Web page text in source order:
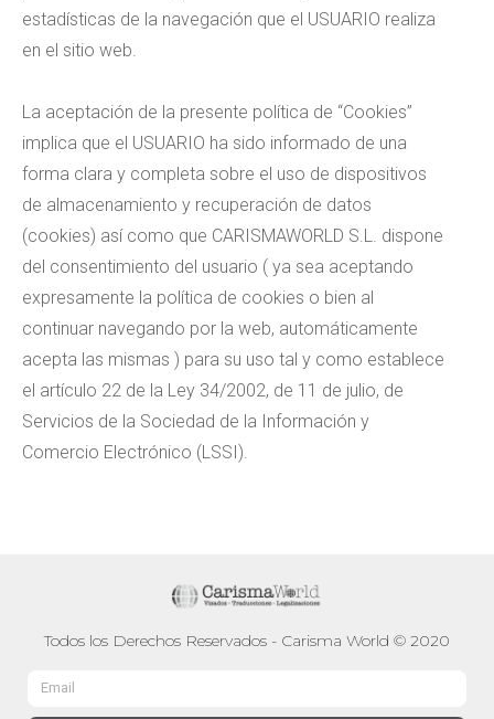
estadísticas de la navegación que el USUARIO realiza
en el sitio web.
La aceptación de la presente política de “Cookies”
implica que el USUARIO ha sido informado de una
forma clara y completa sobre el uso de dispositivos
de almacenamiento y recuperación de datos
(cookies) así como que CARISMAWORLD S.L. dispone
del consentimiento del usuario ( ya sea aceptando
expresamente la política de cookies o bien al
continuar navegando por la web, automáticamente
acepta las mismas ) para su uso tal y como establece
el artículo 22 de la Ley 34/2002, de 11 de julio, de
Servicios de la Sociedad de la Información y
Comercio Electrónico (LSSI).
Todos los Derechos Reservados - Carisma World © 2020
Email